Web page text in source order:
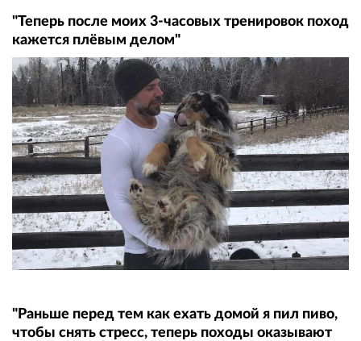
"Теперь после моих 3-часовых тренировок поход
кажется плёвым делом"
"Раньше перед тем как ехать домой я пил пиво,
чтобы снять стресс, теперь походы оказывают